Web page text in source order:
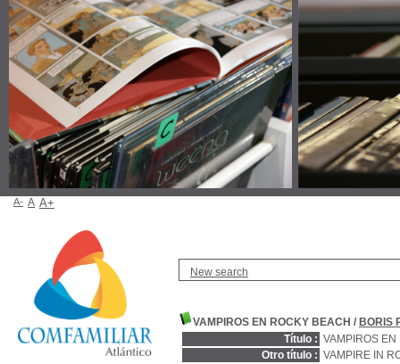
New search
VAMPIROS EN ROCKY BEACH / BORIS
Título : VAMPIROS
Otro título : VAMPIRE IN
A- A A+